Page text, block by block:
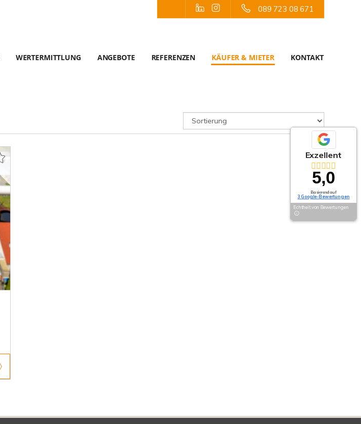
089 723 08 671
WERTERMITTLUNG ANGEBOTE REFERENZEN KÄUFER & MIETER KONTAKT
Exzellent
5,0
Basierend auf
3 Google-Bewertungen
Echtheit von Bewertungen